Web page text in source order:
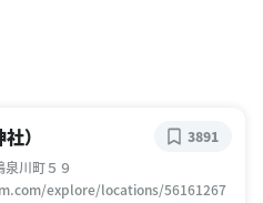
）
川町５９
explore/locations/56161267
3891